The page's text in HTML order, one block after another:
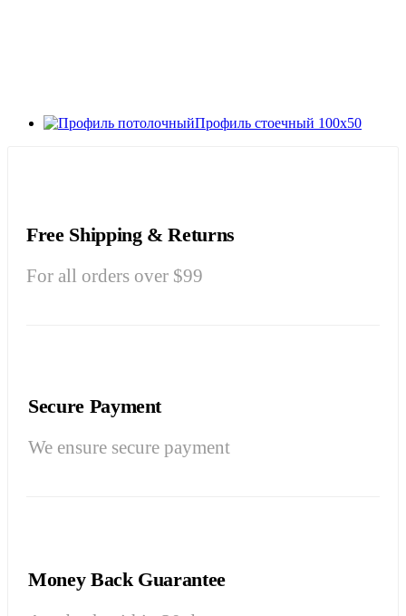
Профиль стоечный 100х50
Free Shipping & Returns
For all orders over $99
Secure Payment
We ensure secure payment
Money Back Guarantee